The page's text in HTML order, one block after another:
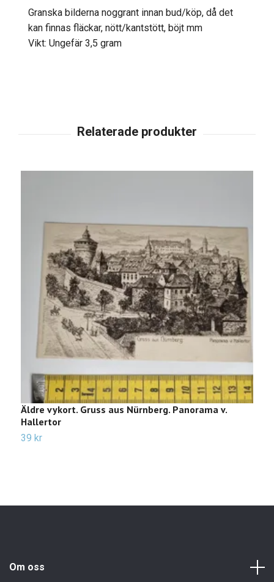
Granska bilderna noggrant innan bud/köp, då det
kan finnas fläckar, nött/kantstött, böjt mm
Vikt: Ungefär 3,5 gram
Äldre vykort. Gruss aus Nürnberg. Panorama v.
Hallertor
39 kr
Om oss